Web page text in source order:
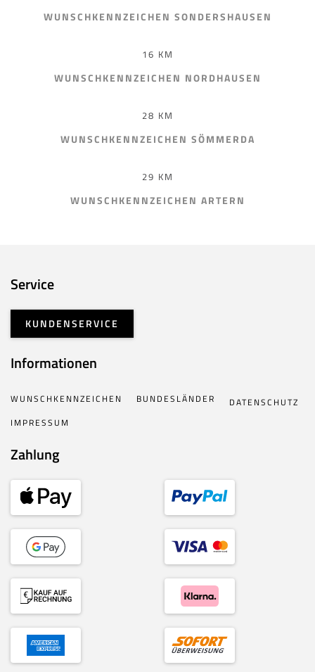
WUNSCHKENNZEICHEN SONDERSHAUSEN
16 KM
WUNSCHKENNZEICHEN NORDHAUSEN
28 KM
WUNSCHKENNZEICHEN SÖMMERDA
29 KM
WUNSCHKENNZEICHEN ARTERN
Service
KUNDENSERVICE
Informationen
WUNSCHKENNZEICHEN BUNDESLÄNDER
DATENSCHUTZ
IMPRESSUM
Zahlung